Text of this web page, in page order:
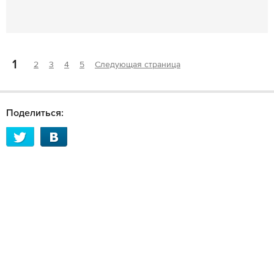
1 2 3 4 5 Следующая страница
Поделиться: